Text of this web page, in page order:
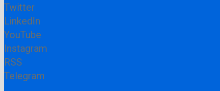
Twitter
LinkedIn
YouTube
Instagram
RSS
Telegram